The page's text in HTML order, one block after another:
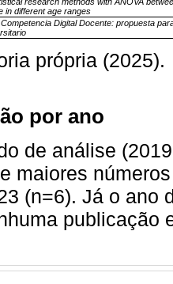
in different age ranges
Digital Docente: propuesta
própria (2025).
por ano
de análise
maiores
(n=6). Já o ano
publicação